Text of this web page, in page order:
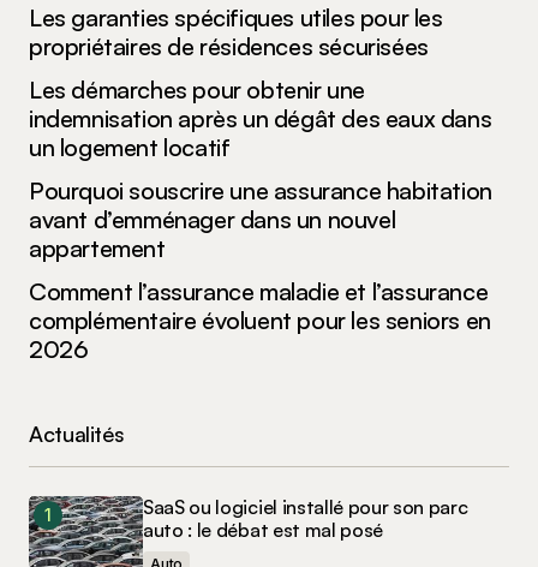
Les garanties spécifiques utiles pour les
propriétaires de résidences sécurisées
Les démarches pour obtenir une
indemnisation après un dégât des eaux dans
un logement locatif
Pourquoi souscrire une assurance habitation
avant d’emménager dans un nouvel
appartement
Comment l’assurance maladie et l’assurance
complémentaire évoluent pour les seniors en
2026
Actualités
SaaS ou logiciel installé pour son parc
auto : le débat est mal posé